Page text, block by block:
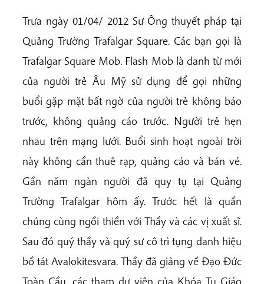
Trưa ngày 01/04/ 2012 Sư Ông thuyết pháp tại
Quảng Trường Trafalgar Square. Các bạn gọi là
Trafalgar Square Mob. Flash Mob là danh từ mới
của người trẻ Âu Mỹ sử dụng để gọi những
buổi gặp mặt bất ngờ của người trẻ không báo
trước, không quảng cáo trước. Người trẻ hẹn
nhau trên mạng lưới. Buổi sinh hoạt ngoài trời
này không cần thuê rạp, quảng cáo và bán vé.
Gần năm ngàn người đã quy tụ tại Quảng
Trường Trafalgar hôm ấy. Trước hết là quần
chúng cùng ngồi thiền với Thầy và các vị xuất sĩ.
Sau đó quý thầy và quý sư cô trì tụng danh hiệu
bồ tát Avalokitesvara. Thầy đã giảng về Đạo Đức